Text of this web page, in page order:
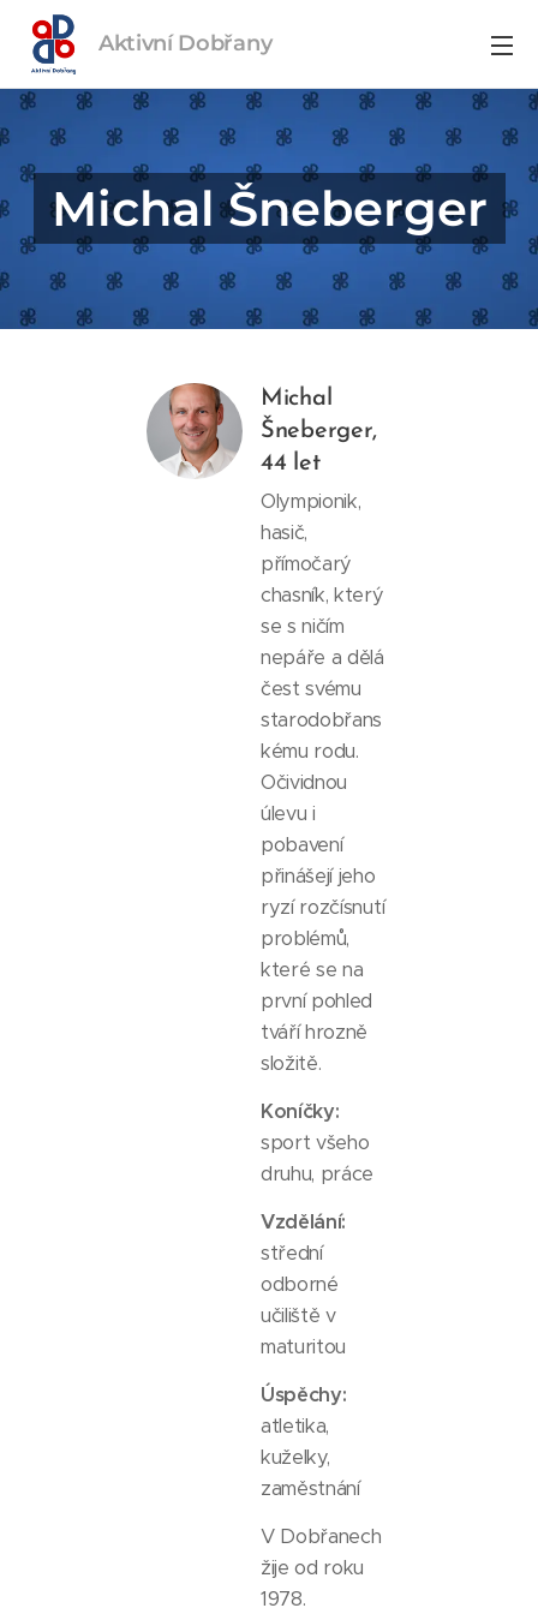
Aktivní Dobřany
Michal Šneberger
Michal
Šneberger,
44 let
Olympionik,
hasič,
přímočarý
chasník, který
se s ničím
nepáře a dělá
čest svému
starodobřans
kému rodu.
Očividnou
úlevu i
pobavení
přinášejí jeho
ryzí rozčísnutí
problémů,
které se na
první pohled
tváří hrozně
složitě.
Koníčky:
sport všeho
druhu, práce
Vzdělání:
střední
odborné
učiliště v
maturitou
Úspěchy:
atletika,
kuželky,
zaměstnání
V Dobřanech
žije od roku
1978.